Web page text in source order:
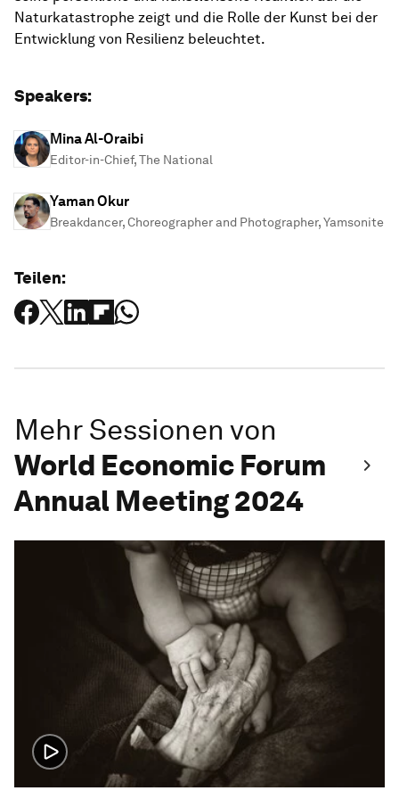
Naturkatastrophe zeigt und die Rolle der Kunst bei der
Entwicklung von Resilienz beleuchtet.
Speakers:
Mina Al-Oraibi
Editor-in-Chief, The National
Yaman Okur
Breakdancer, Choreographer and Photographer, Yamsonite
Teilen:
Mehr Sessionen von
World Economic Forum
Annual Meeting 2024